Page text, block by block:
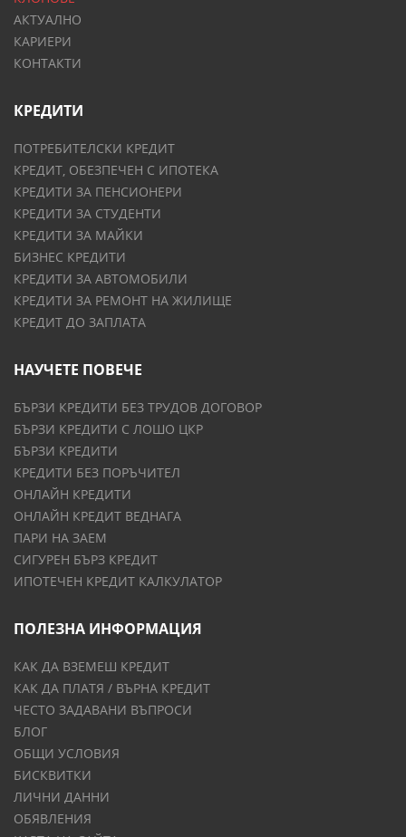
АКТУАЛНО
КАРИЕРИ
КОНТАКТИ
КРЕДИТИ
ПОТРЕБИТЕЛСКИ КРЕДИТ
КРЕДИТ, ОБЕЗПЕЧЕН С ИПОТЕКА
КРЕДИТИ ЗА ПЕНСИОНЕРИ
КРЕДИТИ ЗА СТУДЕНТИ
КРЕДИТИ ЗА МАЙКИ
БИЗНЕС КРЕДИТИ
КРЕДИТИ ЗА АВТОМОБИЛИ
КРЕДИТИ ЗА РЕМОНТ НА ЖИЛИЩЕ
КРЕДИТ ДО ЗАПЛАТА
НАУЧЕТЕ ПОВЕЧЕ
БЪРЗИ КРЕДИТИ БЕЗ ТРУДОВ ДОГОВОР
БЪРЗИ КРЕДИТИ С ЛОШО ЦКР
БЪРЗИ КРЕДИТИ
КРЕДИТИ БЕЗ ПОРЪЧИТЕЛ
ОНЛАЙН КРЕДИТИ
ОНЛАЙН КРЕДИТ ВЕДНАГА
ПАРИ НА ЗАЕМ
СИГУРЕН БЪРЗ КРЕДИТ
ИПОТЕЧЕН КРЕДИТ КАЛКУЛАТОР
ПОЛЕЗНА ИНФОРМАЦИЯ
КАК ДА ВЗЕМЕШ КРЕДИТ
КАК ДА ПЛАТЯ / ВЪРНА КРЕДИТ
ЧЕСТО ЗАДАВАНИ ВЪПРОСИ
БЛОГ
ОБЩИ УСЛОВИЯ
БИСКВИТКИ
ЛИЧНИ ДАННИ
ОБЯВЛЕНИЯ